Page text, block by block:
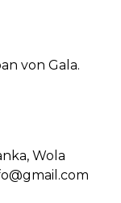
von Gala.
Wola